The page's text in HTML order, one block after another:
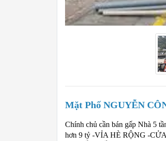
Mặt Phố NGUYỄN
Chính chủ cần bán gấp Nhà
hơn 9 tỷ -VỈA HÈ RỘNG -